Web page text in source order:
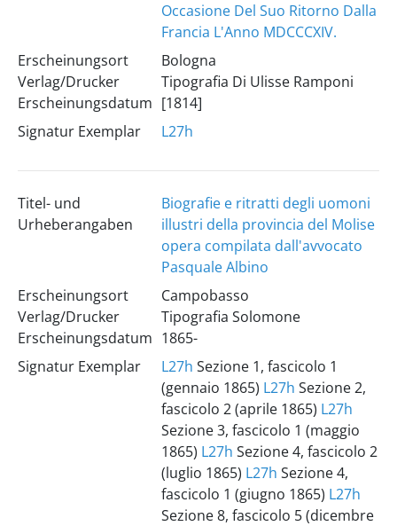
Occasione Del Suo Ritorno Dalla
Francia L'Anno MDCCCXIV.
Erscheinungsort
Verlag/Drucker
Erscheinungsdatum
Bologna
Tipografia Di Ulisse Ramponi
[1814]
Signatur Exemplar
L27h
Titel- und
Urheberangaben
Biografie e ritratti degli uomoni
illustri della provincia del Molise
opera compilata dall'avvocato
Pasquale Albino
Erscheinungsort
Verlag/Drucker
Erscheinungsdatum
Campobasso
Tipografia Solomone
1865-
Signatur Exemplar
L27h Sezione 1, fascicolo 1
(gennaio 1865) L27h Sezione 2,
fascicolo 2 (aprile 1865) L27h
Sezione 3, fascicolo 1 (maggio
1865) L27h Sezione 4, fascicolo 2
(luglio 1865) L27h Sezione 4,
fascicolo 1 (giugno 1865) L27h
Sezione 8, fascicolo 5 (dicembre